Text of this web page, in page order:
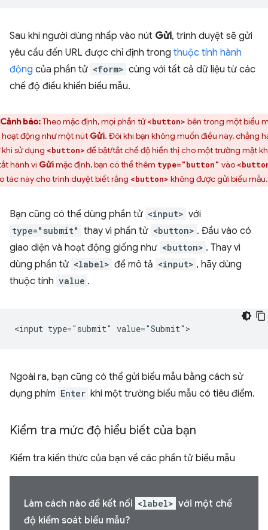
Sau khi người dùng nhấp vào nút Gửi, trình duyệt sẽ gửi
yêu cầu đến URL được chỉ định trong thuộc tính hành
động của phần tử <form> cùng với tất cả dữ liệu từ các
chế độ điều khiển biểu mẫu.
Cảnh báo:Theo mặc định, mọi phần tử<button> bên trong một biểu
hoạt động như một nút Gửi. Đôi khi bạn không muốn điều này, chẳng
sử dụng <button> để bật/tắt chế độ hiển thị cho một trường mật
hành vi Gửimặc định, bạn có thể thêm type="button" vào
tác này cho trình duyệt biết rằng <button> không được gửi biểu mẫu.
Bạn cũng có thể dùng phần tử <input> với
type="submit" thay vì phần tử <button> . Đầu vào có
giao diện và hoạt động giống như <button> . Thay vì
dùng phần tử <label> để mô tả <input> , hãy dùng
thuộc tính value .
Ngoài ra, bạn cũng có thể gửi biểu mẫu bằng cách sử
dụng phím Enter khi một trường biểu mẫu có tiêu điểm.
Kiểm tra mức độ hiểu biết của bạn
Kiểm tra kiến thức của bạn về các phần tử biểu mẫu
Làm cách nào để kết nối <label> với một chế
độ kiểm soát biểu mẫu?